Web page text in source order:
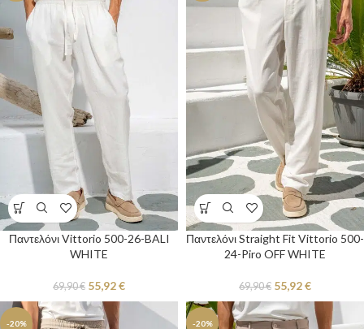
Παντελόνι Vittorio 500-26-BALI
WHITE
69,90€ 55,92€
Παντελόνι Straight Fit Vittorio 500-
24-Piro OFF WHITE
69,90€ 55,92€
-20% -20%